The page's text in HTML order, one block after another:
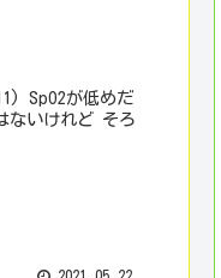
SpO2が低めだ
ないけれど そろ